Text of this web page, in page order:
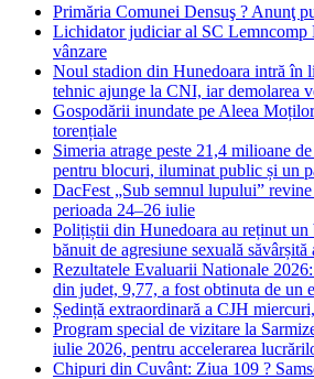
Primăria Comunei Densuş ? Anunţ
Lichidator judiciar al SC
vânzare
Noul stadion din Hunedoara intră în
tehnic ajunge la CNI, iar demolarea
Gospodării inundate pe Aleea
torențiale
Simeria atrage peste 21,4 milioane
pentru blocuri, iluminat public și un
DacFest „Sub semnul lupului”
perioada 24–26 iulie
Polițiștii din Hunedoara au reținut un
bănuit de agresiune sexuală
Rezultatele Evaluarii Nationale
din judet, 9,77, a fost obtinuta de un
Ședință extraordinară a CJH
Program special de vizitare la
iulie 2026, pentru accelerarea
Chipuri din Cuvânt: Ziua 109 ?